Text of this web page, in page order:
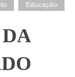
Educação